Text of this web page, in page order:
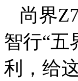
尚界
智行“五
利，给